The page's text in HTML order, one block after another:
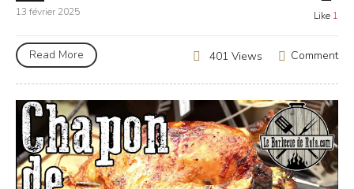
13 février 2025 Like 1
Read More Comment
401 Views